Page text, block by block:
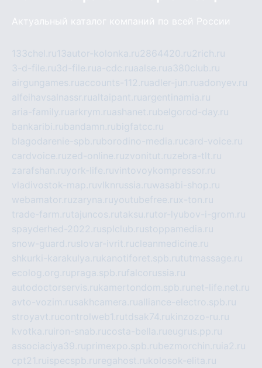
Актуальный каталог компаний по всей России
133chel.ru13autor-kolonka.ru2864420.ru2rich.ru
3-d-file.ru3d-file.rua-cdc.ruaalse.rua380club.ru
airgungames.ruaccounts-112.ruadler-jun.ruadonyev.ru
alfeihavsalnassr.rualtaipant.ruargentinamia.ru
aria-family.ruarkrym.ruashanet.rubelgorod-day.ru
bankaribi.rubandamn.rubigfatcc.ru
blagodarenie-spb.ruborodino-media.rucard-voice.ru
cardvoice.ruzed-online.ruzvonitut.ruzebra-tlt.ru
zarafshan.ruyork-life.ruvintovoykompressor.ru
vladivostok-map.ruvlknrussia.ruwasabi-shop.ru
webamator.ruzaryna.ruyoutubefree.rux-ton.ru
trade-farm.rutajuncos.rutaksu.rutor-lyubov-i-grom.ru
spayderhed-2022.rusplclub.rustoppamedia.ru
snow-guard.ruslovar-ivrit.rucleanmedicine.ru
shkurki-karakulya.rukanotiforet.spb.rututmassage.ru
ecolog.org.rupraga.spb.rufalcorussia.ru
autodoctorservis.rukamertondom.spb.ru net-life.net.ru
avto-vozim.rusakhcamera.rualliance-electro.spb.ru
stroyavt.rucontrolweb1.rutdsak74.rukinzozo-ru.ru
kvotka.ru iron-snab.rucosta-bella.rueugrus.pp.ru
associaciya39.ruprimexpo.spb.rubezmorchin.ru ia2.ru
cpt21.ru ispecspb.ru regahost.rukolosok-elita.ru